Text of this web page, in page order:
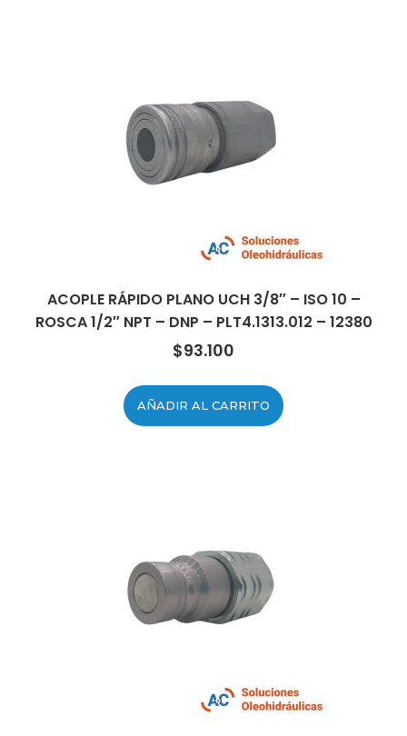
ACOPLE RÁPIDO PLANO UCH 3/8″ – ISO 10 –
ROSCA 1/2″ NPT – DNP – PLT4.1313.012 – 12380
$93.100
AÑADIR AL CARRITO